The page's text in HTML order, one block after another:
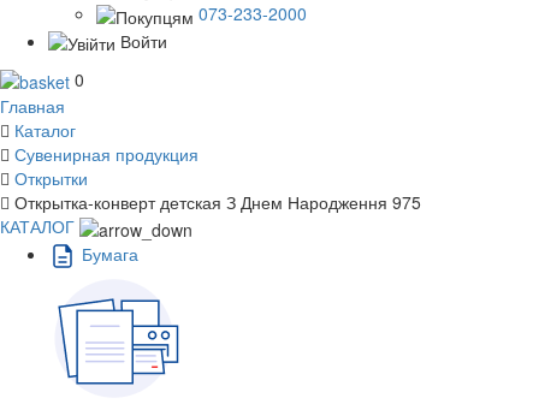
073-233-2000
Войти
0
Главная
Каталог
Сувенирная продукция
Открытки
Открытка-конверт детская З Днем Народження 975
КАТАЛОГ
Бумага